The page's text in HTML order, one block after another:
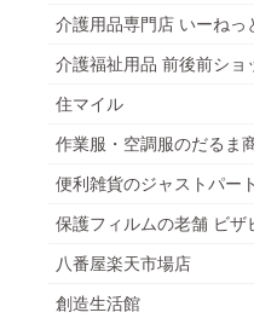
介護用品専門店 いーねっ
介護福祉用品 前後前ショ
住マイル
作業服・空調服のだるま
便利雑貨のジャストパー
保護フィルムの老舗 ビザ
八番屋楽天市場店
創造生活館